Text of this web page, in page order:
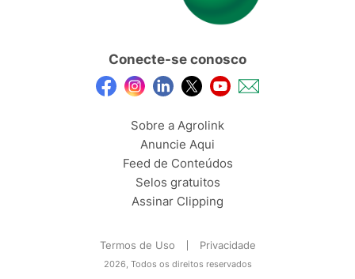
Conecte-se conosco
Sobre a Agrolink
Anuncie Aqui
Feed de Conteúdos
Selos gratuitos
Assinar Clipping
Termos de Uso Privacidade
2026, Todos os direitos reservados